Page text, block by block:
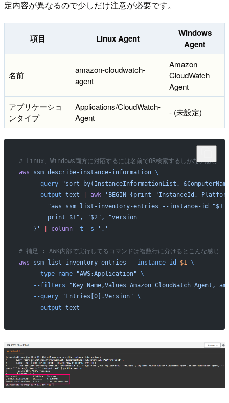
定内容が異なるので少しだけ注意が必要です。
項目 Linux Agent
Windows
Agent
名前
amazon-cloudwatch-
agent
Amazon
CloudWatch
Agent
アプリケーショ
ンタイプ
Applications/CloudWatch-
Agent
- (未設定)
# Linux、Windows両方に対応するには名前でOR検索するしかない感じ
aws ssm describe-instance-information \
    --query
"sort_by(InstanceInformationList,
    --output
text awk 'BEGIN {print "InstanceId,
"aws ssm list-inventory-entries --instance-id
        print $1", "$2", "version
    }'
column -t -s ','
# 補足 : AWK内部で実行してるコマンドは複数行に分けるとこんな感じ
aws ssm list-inventory-entries --instance-id $1
\
    --type-name
"AWS:Application" \
    --filters
"Key=Name,Values=Amazon CloudWatch Agent,
    --query
"Entries[0].Version" \
    --output
text